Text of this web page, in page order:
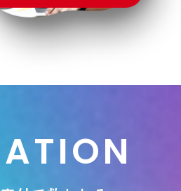
ATION